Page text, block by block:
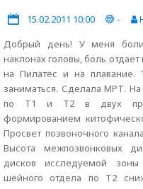
15.02.2011 10:00 -
Добрый день! У меня
наклонах головы, боль
на Пилатес и на
заниматься. Сделала МРТ.
по Т1 и Т2 в двух
формированием
Просвет позвоночного
Высота межпозвонковых
дисков исследуемой
шейного отдела по Т2